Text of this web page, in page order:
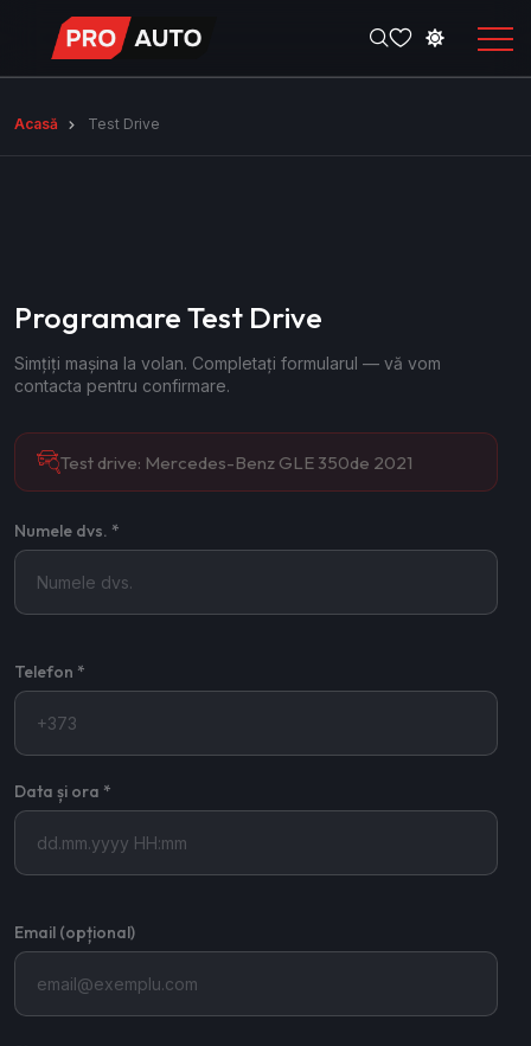
Acasă Test Drive
Programare Test Drive
Simțiți mașina la volan. Completați formularul — vă vom
contacta pentru confirmare.
Test drive: Mercedes-Benz GLE 350de 2021
Numele dvs. *
Telefon *
Data și ora *
Email (opțional)